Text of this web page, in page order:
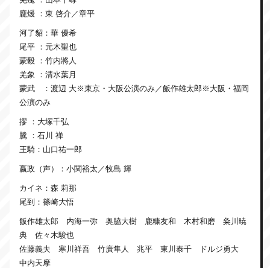
龐煖 ：東 啓介／章平
河了貂：華 優希
尾平 ：元木聖也
蒙毅 ：竹内將人
羌象 ：清水葉月
蒙武 ：渡辺 大※東京・大阪公演のみ／飯作雄太郎※大阪・福岡
公演のみ
摎 ：大塚千弘
騰 ：石川 禅
王騎：山口祐一郎
嬴政（声）：小関裕太／牧島 輝
カイネ：森 莉那
尾到：篠崎大悟
飯作雄太郎 内海一弥 奥脇大樹 鹿糠友和 木村和磨 粂川暁
典 佐々木駿也
佐藤義夫 寒川祥吾 竹廣隼人 兆平 東川泰千 ドルジ勇大
中内天摩